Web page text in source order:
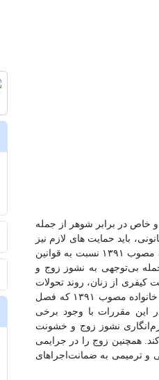
و خاص در برابر شوهر از جمله
باید حمایت های لازم نیز
از زن به‌عمل آید تا بتواند این وظایف خود را به خوبی ایفاء کند. اگرچه قانون مجازات اسلامی مصوب ۱۳۹۲ و قانون حمایت خانواده مصوب ۱۳۹۱ نسبت به قوانین
بی‌توجهی به نشوز زوج و
کیفری از زنان، روند تحولات
تدوین لایحه «پیشگیری از آسیب دیدگی زنان و ارتقای امنیت آنان در برابر سوءرفتار» را مورد بررسی قرار داده ایم. قانون حمایت خانواده مصوب ۱۳۹۱ که فصل
این مقررات با وجود برخی
نشوز زوج و خشونت
همچنین زوج را در جرایمی
و ترمیمی به ضمانت‌اجراهای